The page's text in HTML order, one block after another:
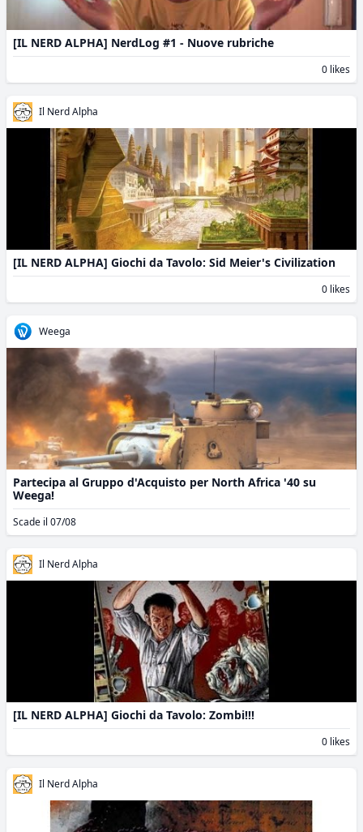
[IL NERD ALPHA] NerdLog #1 - Nuove rubriche
0 likes
Il Nerd Alpha
[IL NERD ALPHA] Giochi da Tavolo: Sid Meier's Civilization
0 likes
Weega
Partecipa al Gruppo d'Acquisto per North Africa '40 su
Weega!
Scade il 07/08
Il Nerd Alpha
[IL NERD ALPHA] Giochi da Tavolo: Zombi!!!
0 likes
Il Nerd Alpha